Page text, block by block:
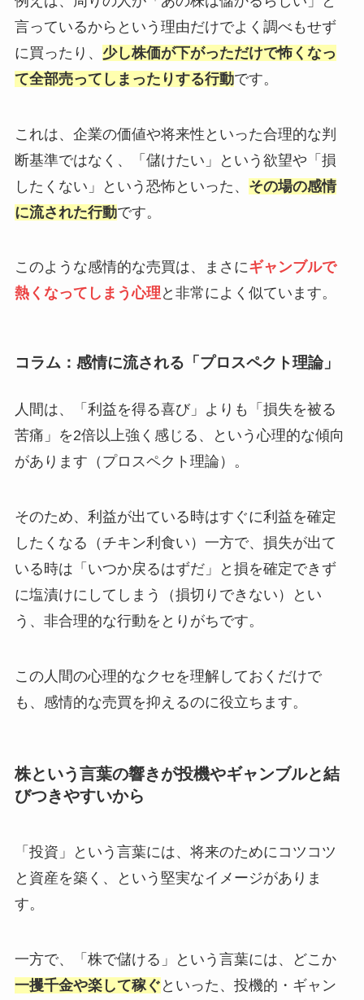
言っているからという理由だけでよく調べもせず
に買ったり、 少し株価が下がっただけで怖くなっ
て全部売ってしまったりする行動です。
これは、企業の価値や将来性といった合理的な判
断基準ではなく、「儲けたい」という欲望や「損
したくない」という恐怖といった、 その場の感情
に流された行動です。
このような感情的な売買は、まさにギャンブルで
熱くなってしまう心理 と非常によく似ています。
コラム：感情に流される「プロスペクト理論」
人間は、「利益を得る喜び」よりも「損失を被る
苦痛」を2倍以上強く感じる、という心理的な傾向
があります（プロスペクト理論）。
そのため、利益が出ている時はすぐに利益を確定
したくなる（チキン利食い）一方で、損失が出て
いる時は「いつか戻るはずだ」と損を確定できず
に塩漬けにしてしまう（損切りできない）とい
う、非合理的な行動をとりがちです。
この人間の心理的なクセを理解しておくだけで
も、感情的な売買を抑えるのに役立ちます。
株という言葉の響きが投機やギャンブルと結
びつきやすいから
「投資」という言葉には、将来のためにコツコツ
と資産を築く、という堅実なイメージがありま
す。
一方で、「株で儲ける」という言葉には、どこか
一攫千金や楽して稼ぐ といった、投機的・ギャン